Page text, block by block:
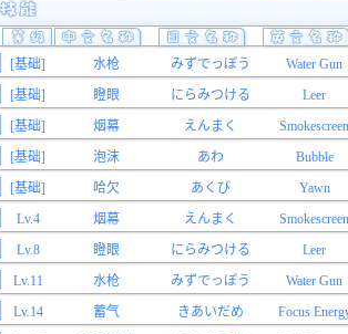
[基础] 水枪 みずでっぽう
Water Gun
[基础]
瞪眼 にらみつける
Leer
[基础]
烟幕 えんまく
Smokescreen
[基础]
泡沫 あわ
Bubble
[基础]
哈欠 あくび
Yawn
Lv.4
烟幕 えんまく
Smokescreen
Lv.8
瞪眼 にらみつける
Leer
Lv.11
水枪 みずでっぽう
Water Gun
Lv.14
蓄气 きあいだめ
Focus